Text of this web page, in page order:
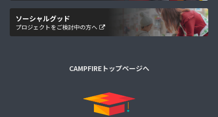
ソーシャルグッド
プロジェクトをご検討中の方へ
CAMPFIREトップページへ